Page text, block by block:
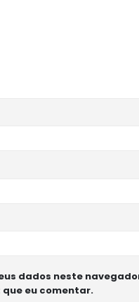
dados neste
que eu comentar.